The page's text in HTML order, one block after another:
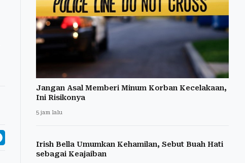
Jangan Asal Memberi Minum Korban Kecelakaan,
Ini Risikonya
5 jam lalu
Irish Bella Umumkan Kehamilan, Sebut Buah Hati
sebagai Keajaiban